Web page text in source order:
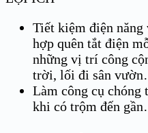
Tiết kiệm điện
hợp quên tắt điện
những vị trí công
trời, lối đi sân
Làm công cụ chóng
khi có trộm đến